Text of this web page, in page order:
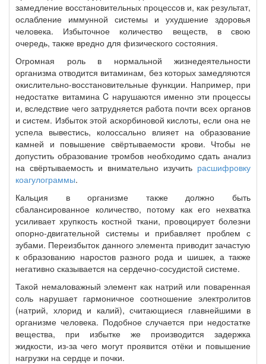
замедление восстановительных процессов и, как результат,
ослабление иммунной системы и ухудшение здоровья
человека. Избыточное количество веществ, в свою
очередь, также вредно для физического состояния.
Огромная роль в нормальной жизнедеятельности
организма отводится витаминам, без которых замедляются
окислительно-восстановительные функции. Например, при
недостатке витамина C нарушаются именно эти процессы
и, вследствие чего затрудняется работа почти всех органов
и систем. Избыток этой аскорбиновой кислоты, если она не
успела вывестись, колоссально влияет на образование
камней и повышение свёртываемости крови. Чтобы не
допустить образование тромбов необходимо сдать анализ
на свёртываемость и внимательно изучить расшифровку
коагулограммы.
Кальция в организме также должно быть
сбалансированное количество, потому как его нехватка
усиливает хрупкость костной ткани, провоцирует болезни
опорно-двигательной системы и прибавляет проблем с
зубами. Переизбыток данного элемента приводит зачастую
к образованию наростов разного рода и шишек, а также
негативно сказывается на сердечно-сосудистой системе.
Такой немаловажный элемент как натрий или поваренная
соль нарушает гармоничное соотношение электролитов
(натрий, хлорид и калий), считающиеся главнейшими в
организме человека. Подобное случается при недостатке
вещества, при избытке же производится задержка
жидкости, из-за чего могут проявится отёки и повышение
нагрузки на сердце и почки.